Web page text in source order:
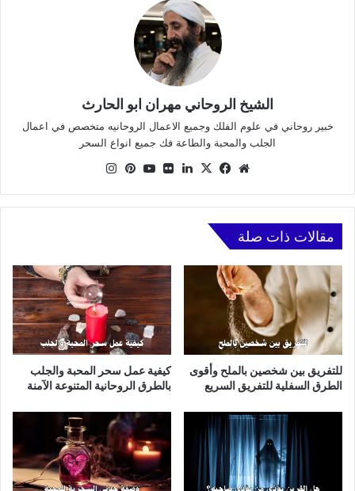
الشيخ الروحاني مهران ابو الحارث
خبير روحاني في علوم الفلك وجميع الاعمال الروحانيه متخصص في اعمال
الجلب والمحبة والطاعة فك جميع انواع السحر
موقعفيسبوك
X لينكدإن
صور
فليكر
يوتيوببينتيريست
مقالات ذات صلة
للتفريق بين شخصين بالملح وأقوى
الطرق السفلية للتفريق السريع
كيفية عمل سحر المحبة والجلب
بالطرق الروحانية المتنوعة الآمنة